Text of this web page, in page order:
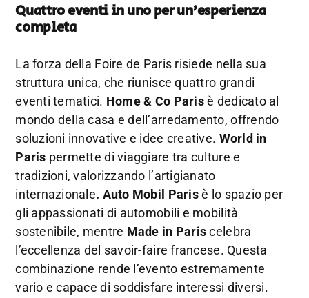
Quattro eventi in uno per un’esperienza
completa
La forza della Foire de Paris risiede nella sua
struttura unica, che riunisce quattro grandi
eventi tematici. Home & Co Parisè dedicato al
mondo della casa e dell’arredamento, offrendo
soluzioni innovative e idee creative. World in
Paris permette di viaggiare tra culture e
tradizioni, valorizzando l’artigianato
internazionale. Auto Mobil Parisè lo spazio per
gli appassionati di automobili e mobilità
sostenibile, mentre Made in Pariscelebra
l’eccellenza del savoir-faire francese. Questa
combinazione rende l’evento estremamente
vario e capace di soddisfare interessi diversi.